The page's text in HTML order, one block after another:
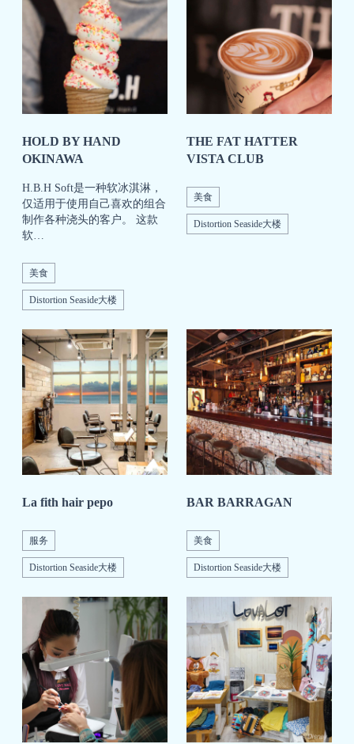
HOLD BY HAND
OKINAWA
H.B.H Soft是一种软冰淇淋，
仅适用于使用自己喜欢的组合
制作各种浇头的客户。 这款
软…
美食
Distortion Seaside大楼
THE FAT HATTER
VISTA CLUB
美食
Distortion Seaside大楼
La fith hair pepo
服务
Distortion Seaside大楼
BAR BARRAGAN
美食
Distortion Seaside大楼